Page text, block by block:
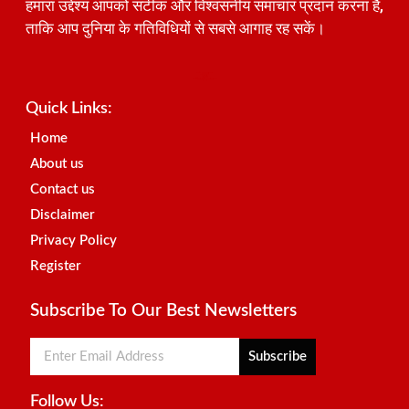
हमारा उद्देश्य आपको सटीक और विश्वसनीय समाचार प्रदान करना है,
ताकि आप दुनिया के गतिविधियों से सबसे आगाह रह सकें।
Quick Links:
Home
About us
Contact us
Disclaimer
Privacy Policy
Register
Subscribe To Our Best Newsletters
Subscribe
Follow Us: